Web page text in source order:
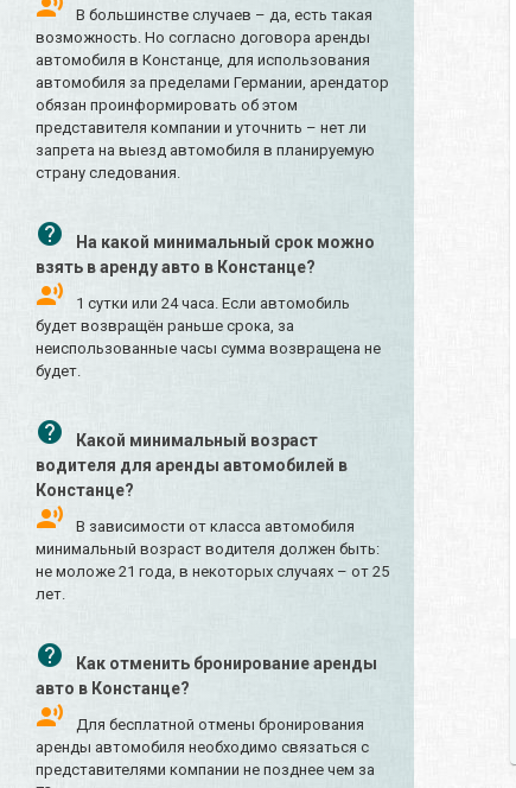
В большинстве случаев – да, есть такая
возможность. Но согласно договора аренды
автомобиля в Констанце, для использования
автомобиля за пределами Германии, арендатор
обязан проинформировать об этом
представителя компании и уточнить – нет ли
запрета на выезд автомобиля в планируемую
страну следования.
На какой минимальный срок можно
взять в аренду авто в Констанце?
1 сутки или 24 часа. Если автомобиль
будет возвращён раньше срока, за
неиспользованные часы сумма возвращена не
будет.
Какой минимальный возраст
водителя для аренды автомобилей в
Констанце?
В зависимости от класса автомобиля
минимальный возраст водителя должен быть:
не моложе 21 года, в некоторых случаях – от 25
лет.
Как отменить бронирование аренды
авто в Констанце?
Для бесплатной отмены бронирования
аренды автомобиля необходимо связаться с
представителями компании не позднее чем за